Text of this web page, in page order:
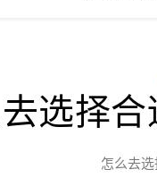
选择合
怎么去选